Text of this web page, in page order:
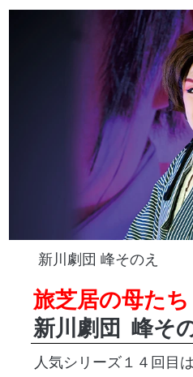
新川劇団 峰そのえ
旅芝居の母たち
新川劇団
峰そ
人気シリーズ１４回目